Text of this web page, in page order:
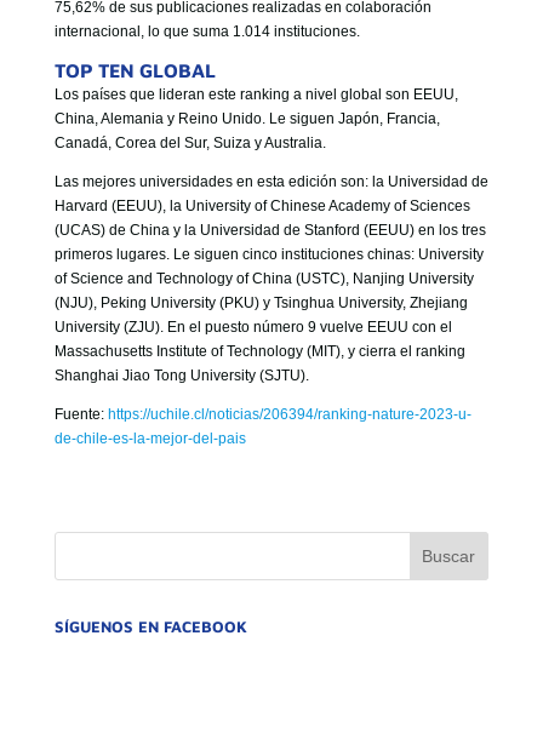
75,62% de sus publicaciones realizadas en colaboración
internacional, lo que suma 1.014 instituciones.
TOP TEN GLOBAL
Los países que lideran este ranking a nivel global son EEUU,
China, Alemania y Reino Unido. Le siguen Japón, Francia,
Canadá, Corea del Sur, Suiza y Australia.
Las mejores universidades en esta edición son: la Universidad de
Harvard (EEUU), la University of Chinese Academy of Sciences
(UCAS) de China y la Universidad de Stanford (EEUU) en los tres
primeros lugares. Le siguen cinco instituciones chinas: University
of Science and Technology of China (USTC), Nanjing University
(NJU), Peking University (PKU) y Tsinghua University, Zhejiang
University (ZJU). En el puesto número 9 vuelve EEUU con el
Massachusetts Institute of Technology (MIT), y cierra el ranking
Shanghai Jiao Tong University (SJTU).
Fuente: https://uchile.cl/noticias/206394/ranking-nature-2023-u-
de-chile-es-la-mejor-del-pais
SÍGUENOS EN FACEBOOK